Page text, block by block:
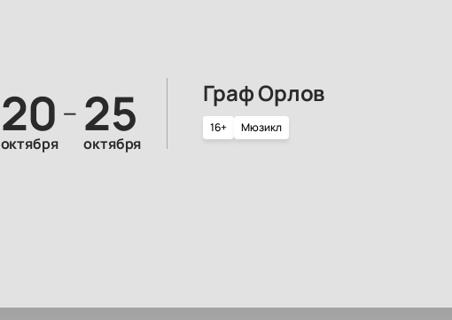
20
октября
— 25
октября
Граф Орлов
16+ Мюзикл